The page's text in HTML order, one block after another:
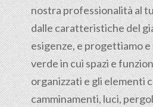
nostra professionalità al
dalle caratteristiche del
esigenze, e progettiamo e
verde in cui spazi e
organizzati e gli elementi
camminamenti, luci,